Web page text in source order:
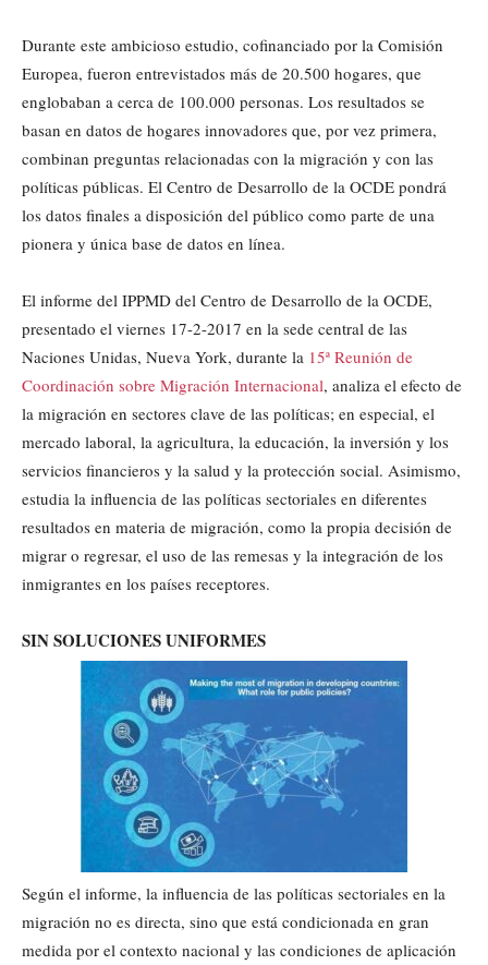
Durante este ambicioso estudio, cofinanciado por la Comisión
Europea, fueron entrevistados más de 20.500 hogares, que
englobaban a cerca de 100.000 personas. Los resultados se
basan en datos de hogares innovadores que, por vez primera,
combinan preguntas relacionadas con la migración y con las
políticas públicas. El Centro de Desarrollo de la OCDE pondrá
los datos finales a disposición del público como parte de una
pionera y única base de datos en línea.
El informe del IPPMD del Centro de Desarrollo de la OCDE,
presentado el viernes 17-2-2017 en la sede central de las
Naciones Unidas, Nueva York, durante la 15ª Reunión de
Coordinación sobre Migración Internacional, analiza el efecto de
la migración en sectores clave de las políticas; en especial, el
mercado laboral, la agricultura, la educación, la inversión y los
servicios financieros y la salud y la protección social. Asimismo,
estudia la influencia de las políticas sectoriales en diferentes
resultados en materia de migración, como la propia decisión de
migrar o regresar, el uso de las remesas y la integración de los
inmigrantes en los países receptores.
SIN SOLUCIONES UNIFORMES
Según el informe, la influencia de las políticas sectoriales en la
migración no es directa, sino que está condicionada en gran
medida por el contexto nacional y las condiciones de aplicación